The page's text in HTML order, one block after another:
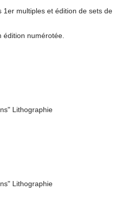
multiples et édition de sets de
numérotée.
Lithographie
Lithographie